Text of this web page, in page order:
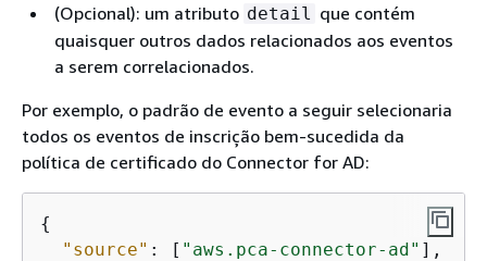
(Opcional): um atributo detail que contém
quaisquer outros dados relacionados aos eventos
a serem correlacionados.
Por exemplo, o padrão de evento a seguir selecionaria
todos os eventos de inscrição bem-sucedida da
política de certificado do Connector for AD:
{
"source" : [ "aws.pca-connector-ad" ],